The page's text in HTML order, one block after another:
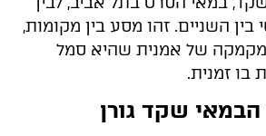
השניים. זהו מסע בין מקומות,
של אמנית שהיא סמל
בו זמנית.